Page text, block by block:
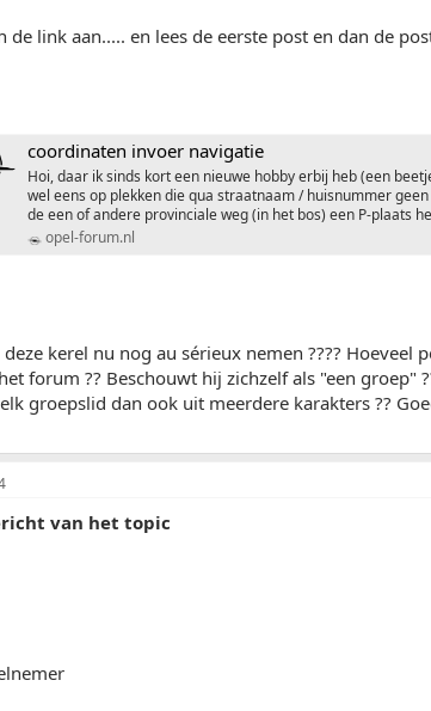
de link aan..... en lees de eerste post en dan de
coordinaten invoer navigatie
Hoi, daar ik sinds kort een nieuwe hobby erbij heb (een
wel eens op plekken die qua straatnaam / huisnummer
de een of andere provinciale weg (in het bos) een P-plaats
opel-forum.nl
deze kerel nu nog au sérieux nemen ????
forum ?? Beschouwt hij zichzelf als "een groep"
groepslid dan ook uit meerdere karakters ??
van het topic